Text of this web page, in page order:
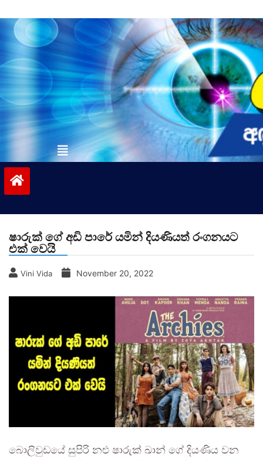
to
contentvinivida.lk
ෂාරුක් ගේ අඩි පාරේ යමින් දියණියත් රංගනයට
එක් වෙයි
Vini Vida November 20, 2022
බොලිවුඩයේ සුපිරි නළු ෂාරුක් ඛාන් ගේ දියණිය වන